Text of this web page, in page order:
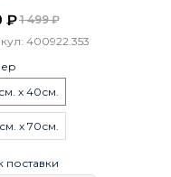
₽ 1 499 ₽
400922.353
х 40см.
х 70см.
поставки